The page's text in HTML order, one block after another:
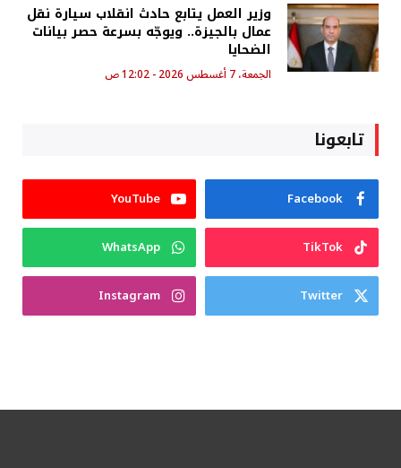
وزير العمل يتابع حادث انقلاب سيارة نقل
عمال بالجيزة.. ويوجّه بسرعة حصر بيانات
الضحايا
الجمعة، 7 أغسطس 2026 - 12:02 ص
تابعونا
Facebook
YouTube
TikTok
WhatsApp
Twitter
Instagram